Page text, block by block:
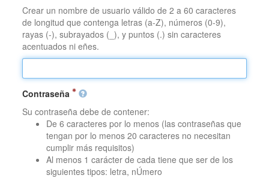
Crear un nombre de usuario válido de 2 a 60 caracteres
de longitud que contenga letras (a-Z), números (0-9),
rayas (-), subrayados (_), y puntos (.) sin caracteres
acentuados ni eñes.
Contraseña
Su contraseña debe de contener:
De 6 caracteres por lo menos (las contraseñas que
tengan por lo menos 20 caracteres no necesitan
cumplir más requisitos)
Al menos 1 carácter de cada tiene que ser de los
siguientes tipos: letra, nÚmero